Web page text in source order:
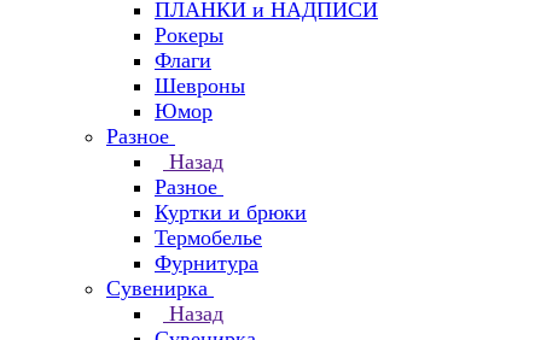
ПЛАНКИ и НАДПИСИ
Рокеры
Флаги
Шевроны
Юмор
Разное
Назад
Разное
Куртки и брюки
Термобелье
Фурнитура
Сувенирка
Назад